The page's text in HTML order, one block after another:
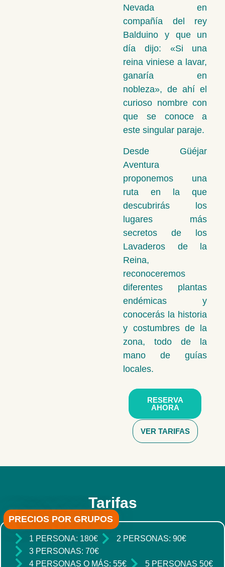
Nevada en
compañía del rey
Balduino y que un
día dijo: «Si una
reina viniese a lavar,
ganaría en
nobleza», de ahí el
curioso nombre con
que se conoce a
este singular paraje.
Desde Güéjar
Aventura
proponemos una
ruta en la que
descubrirás los
lugares más
secretos de los
Lavaderos de la
Reina,
reconoceremos
diferentes plantas
endémicas y
conocerás la historia
y costumbres de la
zona, todo de la
mano de guías
locales.
RESERVA
AHORA
VER TARIFAS
Tarifas
PRECIOS POR GRUPOS
1 PERSONA: 180€
2 PERSONAS: 90€
3 PERSONAS: 70€
4 PERSONAS O MÁS: 55€
5 PERSONAS 50€